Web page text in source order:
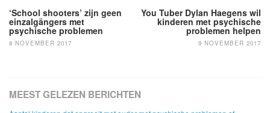
navigatie You Tuber Dylan Haegens wil
kinderen met psychische
problemen helpen
9 NOVEMBER 2017
‘School shooters’ zijn geen
einzalgängers met
psychische problemen
8 NOVEMBER 2017
MEEST GELEZEN BERICHTEN